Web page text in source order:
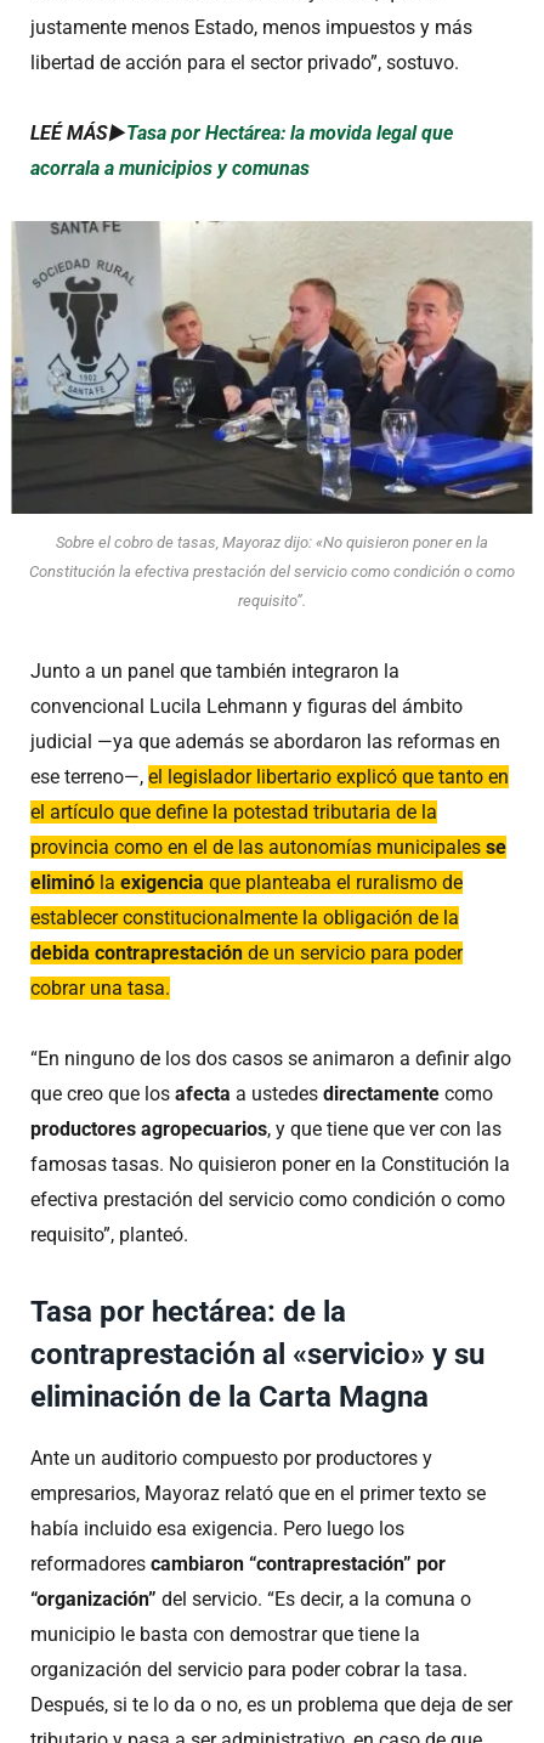
justamente menos Estado, menos impuestos y más
libertad de acción para el sector privado”, sostuvo.
LEÉ MÁS►Tasa por Hectárea: la movida legal que
acorrala a municipios y comunas
Sobre el cobro de tasas, Mayoraz dijo: «No quisieron poner en la
Constitución la efectiva prestación del servicio como condición o como
requisito”.
Junto a un panel que también integraron la
convencional Lucila Lehmann y figuras del ámbito
judicial —ya que además se abordaron las reformas en
ese terreno—, el legislador libertario explicó que tanto en
el artículo que define la potestad tributaria de la
provincia como en el de las autonomías municipales se
eliminó la exigencia que planteaba el ruralismo de
establecer constitucionalmente la obligación de la
debida contraprestación de un servicio para poder
cobrar una tasa.
“En ninguno de los dos casos se animaron a definir algo
que creo que los afecta a ustedes directamente como
productores agropecuarios, y que tiene que ver con las
famosas tasas. No quisieron poner en la Constitución la
efectiva prestación del servicio como condición o como
requisito”, planteó.
Tasa por hectárea: de la
contraprestación al «servicio» y su
eliminación de la Carta Magna
Ante un auditorio compuesto por productores y
empresarios, Mayoraz relató que en el primer texto se
había incluido esa exigencia. Pero luego los
reformadores cambiaron “contraprestación” por
“organización” del servicio. “Es decir, a la comuna o
municipio le basta con demostrar que tiene la
organización del servicio para poder cobrar la tasa.
Después, si te lo da o no, es un problema que deja de ser